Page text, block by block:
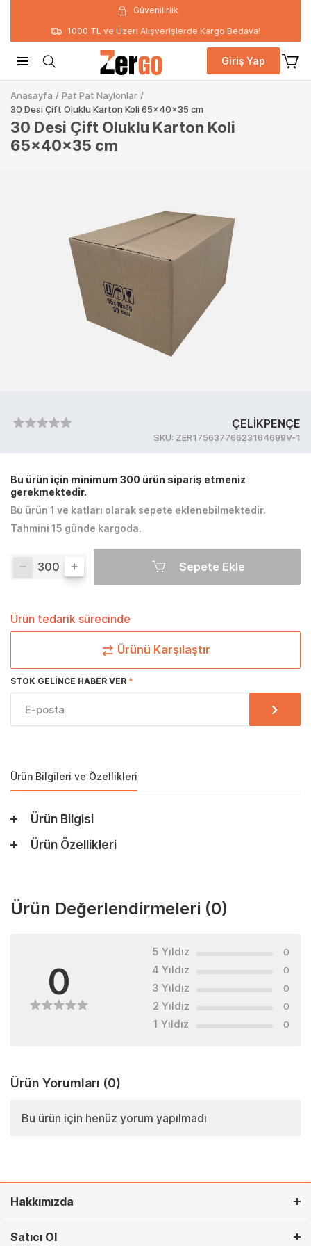
Güvenilirlik
1000 TL ve Üzeri Alışverişlerde Kargo Bedava!
Giriş Yap
Anasayfa / Pat Pat Naylonlar /
30 Desi Çift Oluklu Karton Koli 65x40x35 cm
30 Desi Çift Oluklu Karton Koli
65x40x35 cm
ÇELİKPENÇE
SKU: ZER17563776623164699V-1
Bu ürün için minimum 300 ürün sipariş etmeniz
gerekmektedir.
Bu ürün 1 ve katları olarak sepete eklenebilmektedir.
Tahmini 15 günde kargoda.
Sepete Ekle
Ürün tedarik sürecinde
Ürünü Karşılaştır
STOK GELINCE HABER VER
Ürün Bilgileri ve Özellikleri
Ürün Bilgisi
Ürün Özellikleri
Ürün Değerlendirmeleri (0)
0
5 Yıldız 0
4 Yıldız 0
3 Yıldız 0
2 Yıldız 0
1 Yıldız 0
Ürün Yorumları (0)
Bu ürün için henüz yorum yapılmadı
Hakkımızda
Satıcı Ol